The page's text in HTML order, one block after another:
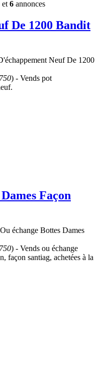
et 6 annonces
De 1200 Bandit
) - Vends pot
Façon
) - Vends ou échange
façon santiag, achetées à la